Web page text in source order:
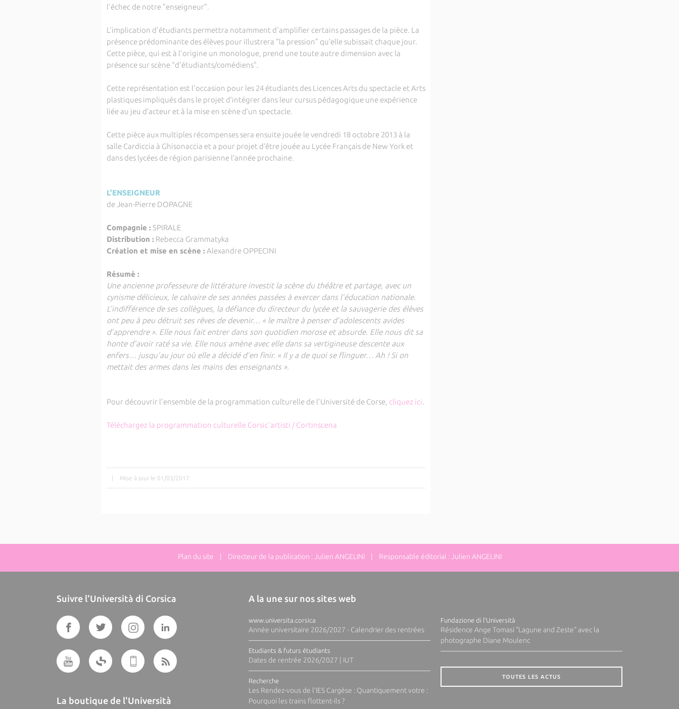
l'échec de notre "enseigneur".
L'implication d'étudiants permettra notamment d'amplifier certains passages de la pièce. La
présence prédominante des élèves pour illustrera "la pression" qu’elle subissait chaque jour.
Cette pièce, qui est à l'origine un monologue, prend une toute autre dimension avec la
présence sur scène "d'étudiants/comédiens".
Cette représentation est l'occasion pour les 24 étudiants des Licences Arts du spectacle et Arts
plastiques impliqués dans le projet d’intégrer dans leur cursus pédagogique une expérience
liée au jeu d’acteur et à la mise en scène d’un spectacle.
Cette pièce aux multiples récompenses sera ensuite jouée le vendredi 18 octobre 2013 à la
salle Cardiccia à Ghisonaccia et a pour projet d’être jouée au Lycée Français de New York et
dans des lycées de région parisienne l’année prochaine.
L'ENSEIGNEUR
de Jean-Pierre DOPAGNE
Compagnie : SPIRALE
Distribution : Rebecca Grammatyka
Création et mise en scène : Alexandre OPPECINI
Résumé :
Une ancienne professeure de littérature investit la scène du théâtre et partage, avec un
cynisme délicieux, le calvaire de ses années passées à exercer dans l’éducation nationale.
L’indifférence de ses collègues, la défiance du directeur du lycée et la sauvagerie des élèves
ont peu à peu détruit ses rêves de devenir… « le maître à penser d’adolescents avides
d’apprendre ». Elle nous fait entrer dans son quotidien morose et absurde. Elle nous dit sa
honte d’avoir raté sa vie. Elle nous amène avec elle dans sa vertigineuse descente aux
enfers… jusqu’au jour où elle a décidé d’en finir. « Il y a de quoi se flinguer… Ah ! Si on
mettait des armes dans les mains des enseignants ».
Pour découvrir l'ensemble de la programmation culturelle de l'Université de Corse, cliquez ici.
Téléchargez la programmation culturelle Corsic'artisti / Cortinscena
| Mise à jour le 01/03/2017
Plan du site | Directeur de la publication : Julien ANGELINI | Responsable éditorial : Julien ANGELINI
Suivre l'Università di Corsica
La boutique de l'Università
A la une sur nos sites web
www.universita.corsica
Année universitaire 2026/2027 - Calendrier des rentrées
Etudiants & futurs étudiants
Dates de rentrée 2026/2027 | IUT
Recherche
Les Rendez-vous de l'IES Cargèse : Quantiquement votre :
Pourquoi les trains flottent-ils ?
Fundazione di l'Università
Résidence Ange Tomasi "Lagune and Zeste" avec la
photographe Diane Moulenc
TOUTES LES ACTUS